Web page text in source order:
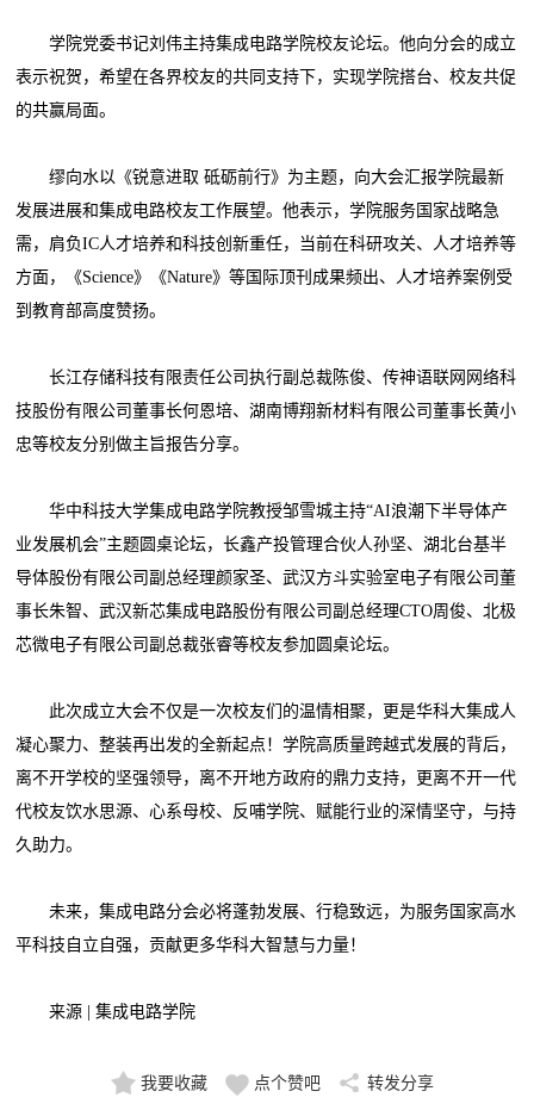
学院党委书记刘伟主持集成电路学院校友论坛。他向分会的成立
表示祝贺，希望在各界校友的共同支持下，实现学院搭台、校友共促
的共赢局面。
缪向水以《锐意进取 砥砺前行》为主题，向大会汇报学院最新
发展进展和集成电路校友工作展望。他表示，学院服务国家战略急
需，肩负IC人才培养和科技创新重任，当前在科研攻关、人才培养等
方面，《Science》《Nature》等国际顶刊成果频出、人才培养案例受
到教育部高度赞扬。
长江存储科技有限责任公司执行副总裁陈俊、传神语联网网络科
技股份有限公司董事长何恩培、湖南博翔新材料有限公司董事长黄小
忠等校友分别做主旨报告分享。
华中科技大学集成电路学院教授邹雪城主持“AI浪潮下半导体产
业发展机会”主题圆桌论坛，长鑫产投管理合伙人孙坚、湖北台基半
导体股份有限公司副总经理颜家圣、武汉方斗实验室电子有限公司董
事长朱智、武汉新芯集成电路股份有限公司副总经理CTO周俊、北极
芯微电子有限公司副总裁张睿等校友参加圆桌论坛。
此次成立大会不仅是一次校友们的温情相聚，更是华科大集成人
凝心聚力、整装再出发的全新起点！学院高质量跨越式发展的背后，
离不开学校的坚强领导，离不开地方政府的鼎力支持，更离不开一代
代校友饮水思源、心系母校、反哺学院、赋能行业的深情坚守，与持
久助力。
未来，集成电路分会必将蓬勃发展、行稳致远，为服务国家高水
平科技自立自强，贡献更多华科大智慧与力量！
来源 | 集成电路学院
我要收藏 点个赞吧 转发分享